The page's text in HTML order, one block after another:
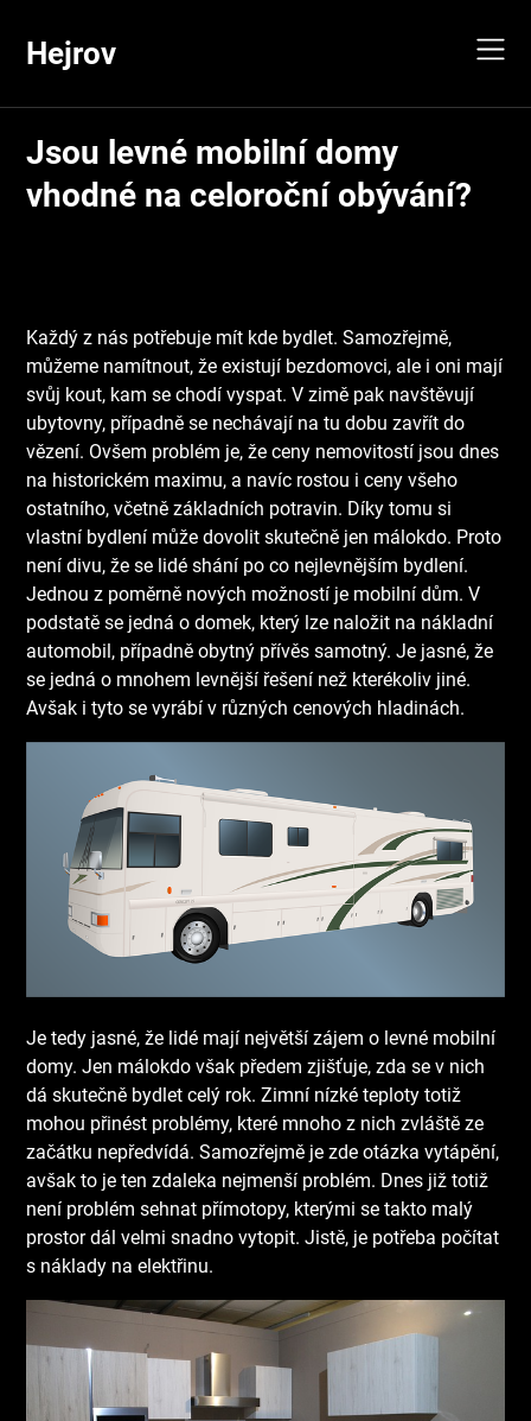
content
Hejrov
Jsou levné mobilní domy
vhodné na celoroční obývání?
Každý z nás potřebuje mít kde bydlet. Samozřejmě,
můžeme namítnout, že existují bezdomovci, ale i oni mají
svůj kout, kam se chodí vyspat. V zimě pak navštěvují
ubytovny, případně se nechávají na tu dobu zavřít do
vězení. Ovšem problém je, že ceny nemovitostí jsou dnes
na historickém maximu, a navíc rostou i ceny všeho
ostatního, včetně základních potravin. Díky tomu si
vlastní bydlení může dovolit skutečně jen málokdo. Proto
není divu, že se lidé shání po co nejlevnějším bydlení.
Jednou z poměrně nových možností je mobilní dům. V
podstatě se jedná o domek, který lze naložit na nákladní
automobil, případně obytný přívěs samotný. Je jasné, že
se jedná o mnohem levnější řešení než kterékoliv jiné.
Avšak i tyto se vyrábí v různých cenových hladinách.
Je tedy jasné, že lidé mají největší zájem o levné mobilní
domy. Jen málokdo však předem zjišťuje, zda se v nich
dá skutečně bydlet celý rok. Zimní nízké teploty totiž
mohou přinést problémy, které mnoho z nich zvláště ze
začátku nepředvídá.Samozřejmě je zde otázka vytápění,
avšak to je ten zdaleka nejmenší problém. Dnes již totiž
není problém sehnat přímotopy, kterými se takto malý
prostor dál velmi snadno vytopit. Jistě, je potřeba počítat
s náklady na elektřinu.